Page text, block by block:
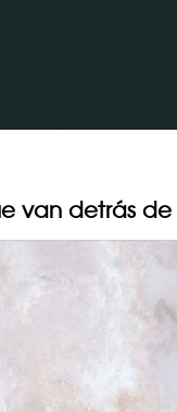
van detrás de